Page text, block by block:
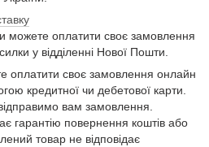
можете оплатити своє замовлення
у відділенні Нової Пошти.
оплатити своє замовлення онлайн
кредитної чи дебетової карти.
вам замовлення.
гарантію повернення коштів або
товар не відповідає